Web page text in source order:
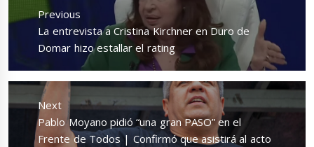
entradas
Previous
Previous
post:
La entrevista a Cristina Kirchner en Duro de
Domar hizo estallar el rating
Next
Next
post:
Pablo Moyano pidió “una gran PASO” en el
Frente de Todos | Confirmó que asistirá al acto